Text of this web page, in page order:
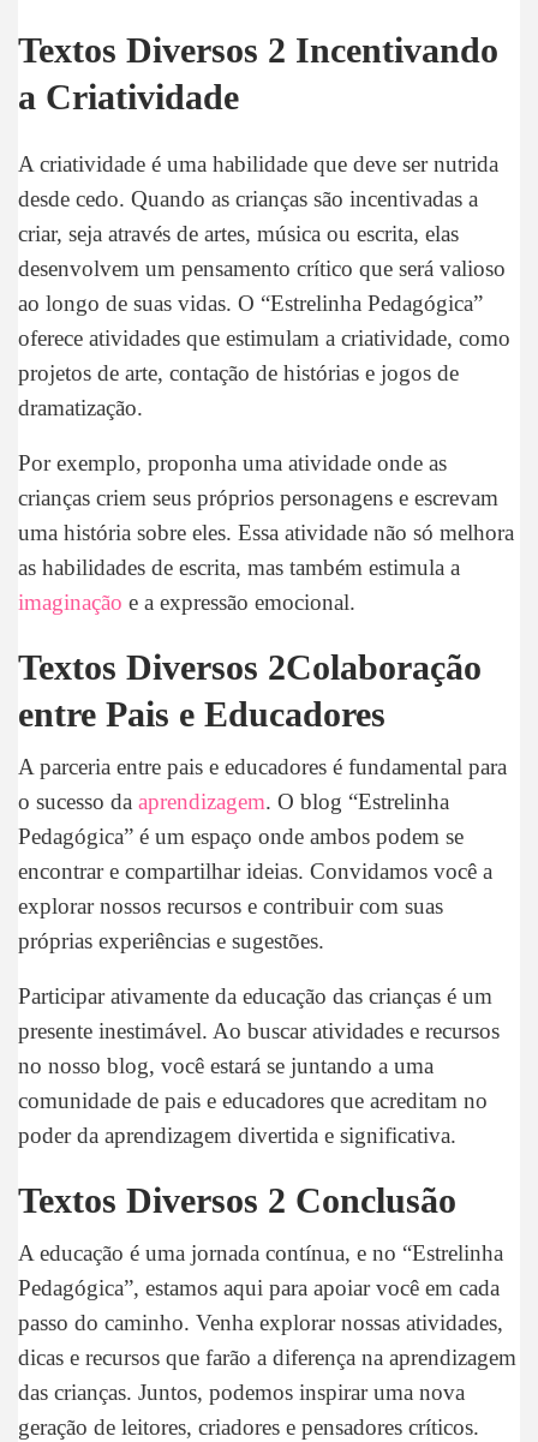
Textos Diversos 2 Incentivando
a Criatividade
A criatividade é uma habilidade que deve ser nutrida
desde cedo. Quando as crianças são incentivadas a
criar, seja através de artes, música ou escrita, elas
desenvolvem um pensamento crítico que será valioso
ao longo de suas vidas. O “Estrelinha Pedagógica”
oferece atividades que estimulam a criatividade, como
projetos de arte, contação de histórias e jogos de
dramatização.
Por exemplo, proponha uma atividade onde as
crianças criem seus próprios personagens e escrevam
uma história sobre eles. Essa atividade não só melhora
as habilidades de escrita, mas também estimula a
imaginação e a expressão emocional.
Textos Diversos 2Colaboração
entre Pais e Educadores
A parceria entre pais e educadores é fundamental para
o sucesso da aprendizagem. O blog “Estrelinha
Pedagógica” é um espaço onde ambos podem se
encontrar e compartilhar ideias. Convidamos você a
explorar nossos recursos e contribuir com suas
próprias experiências e sugestões.
Participar ativamente da educação das crianças é um
presente inestimável. Ao buscar atividades e recursos
no nosso blog, você estará se juntando a uma
comunidade de pais e educadores que acreditam no
poder da aprendizagem divertida e significativa.
Textos Diversos 2 Conclusão
A educação é uma jornada contínua, e no “Estrelinha
Pedagógica”, estamos aqui para apoiar você em cada
passo do caminho. Venha explorar nossas atividades,
dicas e recursos que farão a diferença na aprendizagem
das crianças. Juntos, podemos inspirar uma nova
geração de leitores, criadores e pensadores críticos.